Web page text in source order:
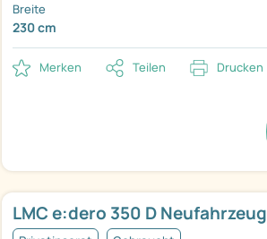
Breite
230 cm
Merken Teilen Drucken
LMC e:dero 350 D Neufahrzeug